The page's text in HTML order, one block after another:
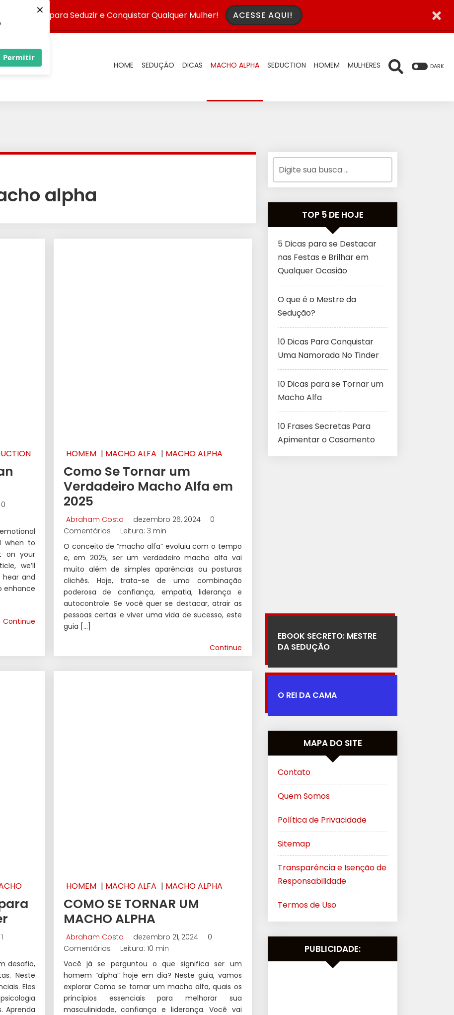
Permitir
×
Infalível para Seduzir e Conquistar Qualquer Mulher! ACESSE AQUI!
HOME SEDUÇÃO DICAS MACHO ALPHA SEDUCTION HOMEM MULHERES DARK
alpha
0
when to
on your
we’ll
hear and
enhance
Continue
HOMEM | MACHO ALFA | MACHO ALPHA
Como Se Tornar um
Verdadeiro Macho Alfa em
2025
Abraham Costa dezembro 26, 2024
0
Comentários
Leitura: 3 min
O conceito de “macho alfa” evoluiu com o tempo
e, em 2025, ser um verdadeiro macho alfa vai
muito além de simples aparências ou posturas
clichês. Hoje, trata-se de uma combinação
poderosa de confiança, empatia, liderança e
autocontrole. Se você quer se destacar, atrair as
pessoas certas e viver uma vida de sucesso, este
guia […]
Continue
1
desafio,
Neste
Eles
Aprenda
HOMEM | MACHO ALFA | MACHO ALPHA
COMO SE TORNAR UM
MACHO ALPHA
Abraham Costa dezembro 21, 2024
0
Comentários
Leitura: 10 min
Você já se perguntou o que significa ser um
homem “alpha” hoje em dia? Neste guia, vamos
explorar Como se tornar um macho alfa, quais os
princípios essenciais para melhorar sua
masculinidade, confiança e liderança. Você vai
TOP 5 DE HOJE
5 Dicas para se Destacar
nas Festas e Brilhar em
Qualquer Ocasião
O que é o Mestre da
Sedução?
10 Dicas Para Conquistar
Uma Namorada No Tinder
10 Dicas para se Tornar um
Macho Alfa
10 Frases Secretas Para
Apimentar o Casamento
EBOOK SECRETO: MESTRE
DA SEDUÇÃO
O REI DA CAMA
MAPA DO SITE
Contato
Quem Somos
Política de Privacidade
Sitemap
Transparência e Isenção de
Responsabilidade
Termos de Uso
PUBLICIDADE: